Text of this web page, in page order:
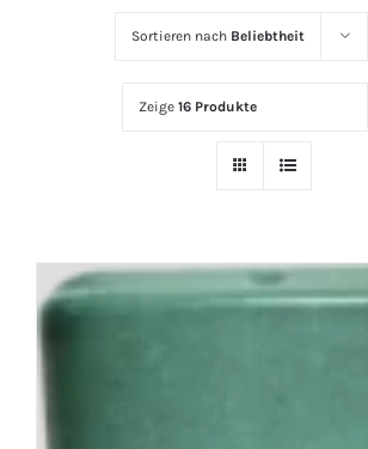
Sortieren nach Beliebtheit
Zeige 16 Produkte